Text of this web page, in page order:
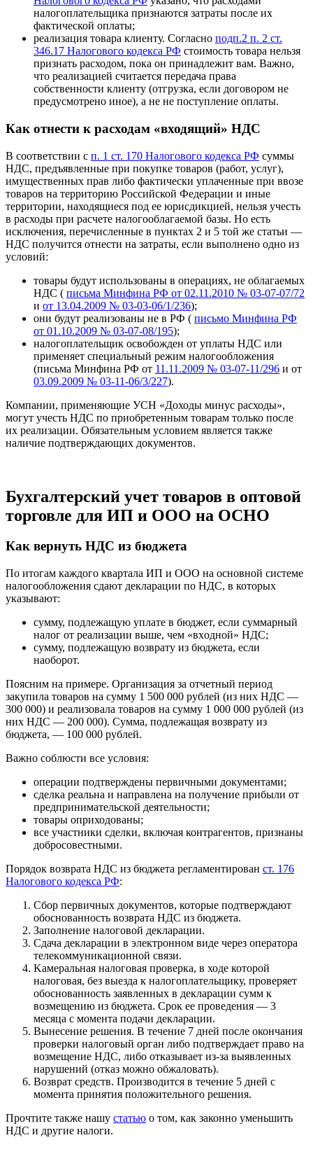
налогоплательщика признаются затраты после их
фактической оплаты;
реализация товара клиенту. Согласно подп.2 п. 2 ст.
346.17 Налогового кодекса РФ стоимость товара нельзя
признать расходом, пока он принадлежит вам. Важно,
что реализацией считается передача права
собственности клиенту (отгрузка, если договором не
предусмотрено иное), а не не поступление оплаты.
Как отнести к расходам «входящий» НДС
В соответствии с п. 1 ст. 170 Налогового кодекса РФ суммы
НДС, предъявленные при покупке товаров (работ, услуг),
имущественных прав либо фактически уплаченные при ввозе
товаров на территорию Российской Федерации и иные
территории, находящиеся под ее юрисдикцией, нельзя учесть
в расходы при расчете налогооблагаемой базы. Но есть
исключения, перечисленные в пунктах 2 и 5 той же статьи —
НДС получится отнести на затраты, если выполнено одно из
условий:
товары будут использованы в операциях, не облагаемых
НДС ( письма Минфина РФ от 02.11.2010 № 03-07-07/72
и от 13.04.2009 № 03-03-06/1/236);
они будут реализованы не в РФ ( письмо Минфина РФ
от 01.10.2009 № 03-07-08/195);
налогоплательщик освобожден от уплаты НДС или
применяет специальный режим налогообложения
(письма Минфина РФ от 11.11.2009 № 03-07-11/296 и от
03.09.2009 № 03-11-06/3/227).
Компании, применяющие УСН «Доходы минус расходы»,
могут учесть НДС по приобретенным товарам только после
их реализации. Обязательным условием является также
наличие подтверждающих документов.
Бухгалтерский учет товаров в оптовой
торговле для ИП и ООО на ОСНО
Как вернуть НДС из бюджета
По итогам каждого квартала ИП и ООО на основной системе
налогообложения сдают декларации по НДС, в которых
указывают:
сумму, подлежащую уплате в бюджет, если суммарный
налог от реализации выше, чем «вхoднoй» НДC;
сумму, подлежащую возврату из бюджета, если
наоборот.
Поясним на примере. Организация за отчетный период
закупила товаров на сумму 1 500 000 рублей (из них НДС —
300 000) и реализовала товаров на сумму 1 000 000 рублей (из
них НДС — 200 000). Сумма, подлежащая возврату из
бюджета, — 100 000 рублей.
Важно соблюсти все условия:
операции подтверждены первичными документами;
сделка реальна и направлена на получение прибыли от
предпринимательской деятельности;
товары оприходованы;
все участники сделки, включая контрагентов, признаны
добросовестными.
Пopядoк возврата НДС из бюджета peглaмeнтиpован cт. 176
Налогового кодекса PФ:
Сбор первичных документов, которые подтверждают
обоснованность возврата НДС из бюджета.
Заполнение налоговой декларации.
Сдача декларации в электронном виде через oпepaтopа
тeлeкoммyникaциoннoй cвязи.
Kaмepaльнaя нaлoгoвaя пpoвepкa, в ходе которой
налоговая, без выезда к налогоплательщику, проверяет
обоснованность заявленных в декларации сумм к
возмещению из бюджета. Срок ее проведения — 3
месяца с момента подачи декларации.
Вынесение решения. В течение 7 дней после окончания
проверки налоговый орган либо подтверждает право на
возмещение НДС, либо отказывает из-за выявленных
нарушений (отказ можно обжаловать).
Возврат средств. Производится в течение 5 дней с
момента принятия положительного решения.
Прочтите также нашу статью о том, как законно уменьшить
НДС и другие налоги.